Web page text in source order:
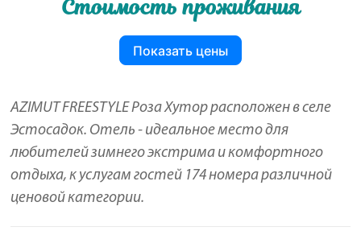
Стоимость проживания
Показать цены
AZIMUT FREESTYLE Роза Хутор расположен в селе
Эстосадок. Отель - идеальное место для
любителей зимнего экстрима и комфортного
отдыха, к услугам гостей 174 номера различной
ценовой категории.